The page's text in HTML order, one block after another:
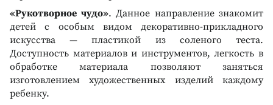
«Рукотворное чудо». Данное направление знакомит
детей с особым видом декоративно-прикладного
искусства — пластикой из соленого теста.
Доступность материалов и инструментов, легкость в
обработке материала позволяют заняться
изготовлением художественных изделий каждому
ребенку.